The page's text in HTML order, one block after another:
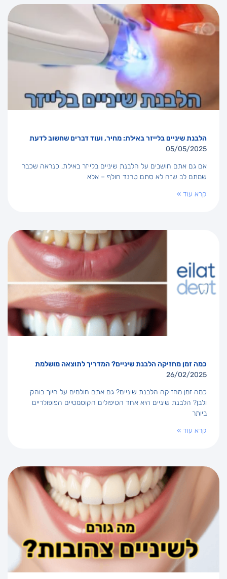
הלבנת שיניים בלייזר באילת: מחיר, ועוד דברים שחשוב לדעת
05/05/2025
אם גם אתם חושבים על הלבנת שיניים בלייזר באילת, כנראה שכבר
שמתם לב שזה לא סתם טרנד חולף – אלא
קרא עוד »
כמה זמן מחזיקה הלבנת שיניים? המדריך לתוצאה מושלמת
26/02/2025
כמה זמן מחזיקה הלבנת שיניים? גם אתם חולמים על חיוך בוהק
ולבן? הלבנת שיניים היא אחד הטיפולים הקוסמטיים הפופולריים
ביותר
קרא עוד »